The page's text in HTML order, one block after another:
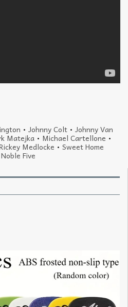
•Johnny Colt •Johnny Van
Matejka • Michael Cartellone •
Medlocke • Sweet Home
Five